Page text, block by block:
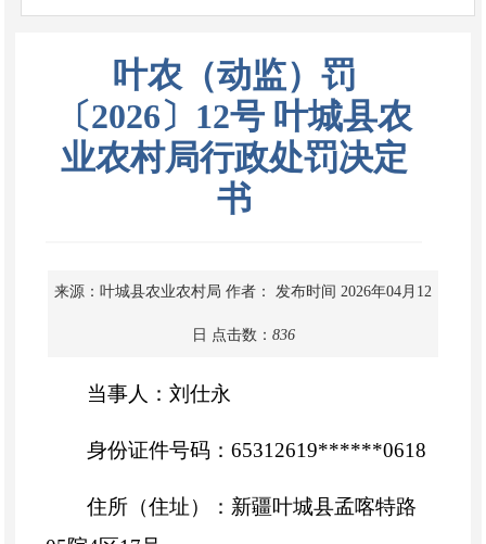
叶农（动监）罚
〔2026〕12号 叶城县农
业农村局行政处罚决定
书
来源：叶城县农业农村局 作者： 发布时间 2026年04月12
日 点击数： 836
当事人：刘仕永
身份证件号码：65312619******0618
住所（住址）：新疆叶城县孟喀特路